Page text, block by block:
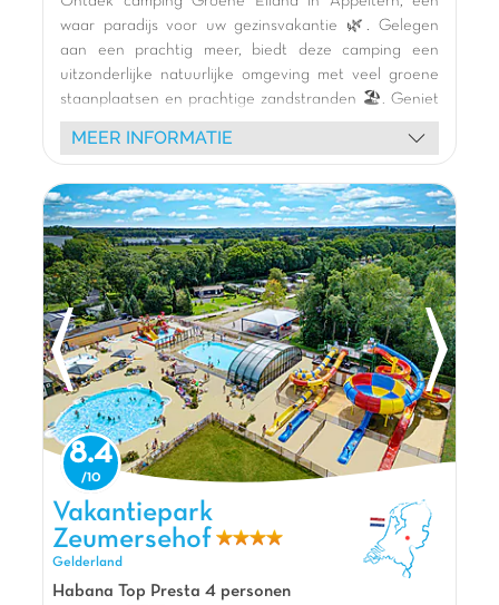
waar paradijs voor uw gezinsvakantie 🌿. Gelegen
aan een prachtig meer, biedt deze camping een
uitzonderlijke natuurlijke omgeving met veel groene
staanplaatsen en prachtige zandstranden 🏖️. Geniet
van een veelvoud aan watersportactiviteiten 🏊:
bananenboot, paddleboarden, waterspellen en
de speeltuinen 🎢 (glijbanen, springkussen,
trampoline) en de animatie 🥳 met mascottes en
schuimparty's. Verblijf in comfortabele stacaravans
met uitzicht op het water of op ruime staanplaatsen
🏕️. Een restaurant en bar heten u welkom voor
culinaire momenten. Groene Eiland staat garant voor
een actieve en onvergetelijke vakantie aan het water.
De mening van Jasmijn
Capfun Het Groene Eiland is super tof park
omdat het is gelegen op een schiereiland.
Omgeven door water, is dit park ideaal voor
watersportliefhebbers, er is zelfs een
waterskischool waar je kunt waterskiën,
wakeboarden of banaanvaren! Rondom het park
kan je genieten van het zandstrand en de vele
speeltuinen.
MEER INFORMATIE
Vakantiepark Zeumersehof, Vakantiepark Gelderland
8.4
Vakantiepark
Zeumersehof
Gelderland
Habana Top Presta 4 personen